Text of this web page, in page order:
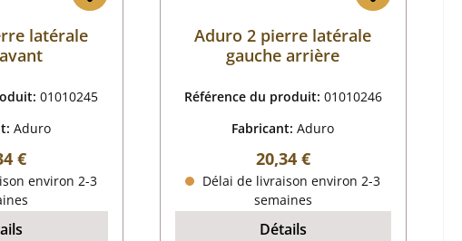
latérale
01010245
Aduro
:
€
environ 2-3
Aduro 2 pierre latérale
gauche arrière
Référence du produit: 01010246
Fabricant:Aduro
Prix régulier :
20,34 €
Délai de livraison environ 2-3
semaines
Détails